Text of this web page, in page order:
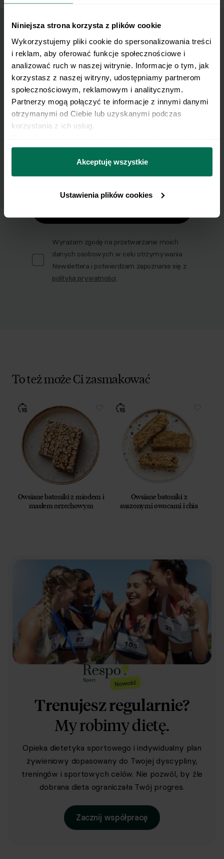
Niniejsza strona korzysta z plików cookie
Wykorzystujemy pliki cookie do spersonalizowania treści
i reklam, aby oferować funkcje społecznościowe i
analizować ruch w naszej witrynie. Informacje o tym, jak
korzystasz z naszej witryny, udostępniamy partnerom
społecznościowym, reklamowym i analitycznym.
Partnerzy mogą połączyć te informacje z innymi danymi
otrzymanymi od Ciebie lub uzyskanymi podczas
korzystania z ich usług.
można się z nami skontaktować i w jaki sposób
przetwarzamy dane osobowe w ramach
prywatności.
Akceptuję wszystkie
Ustawienia plików cookies
Wyślij przepis na e-mail
Nasze najlepsze przepisy, prosto na Twoja
skrzynkę e-mail.
Zapisz się do naszego Newslettera
Wyrażam zgodę na przetwarzanie moich
danych osobowych w celu otrzymywania
Newslettera i potwierdzam zapoznanie się z
polityką prywatności.
To też może Ci zasmakować
Owsiane batoniki z miodem i
masłem orzechowym
Owsiane batoniki z
suszonymi owocami i chia
Trenujesz regularnie?
My robimy dietę.
Opieka dietetyka sportowego i indywidualny plan
żywieniowy dopasowany do Twojej dyscypliny,
treningów i sportowych celów. Nie pozwól, by źle
dobrana dieta ograniczała Twój progres.
Zacznij współpracę